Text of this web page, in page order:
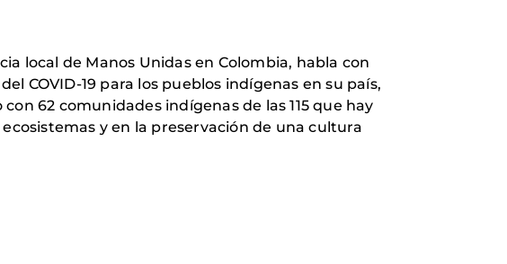
local de Manos Unidas en Colombia, habla con
COVID-19 para los pueblos indígenas en su país,
62 comunidades indígenas de las 115 que hay
y en la preservación de una cultura